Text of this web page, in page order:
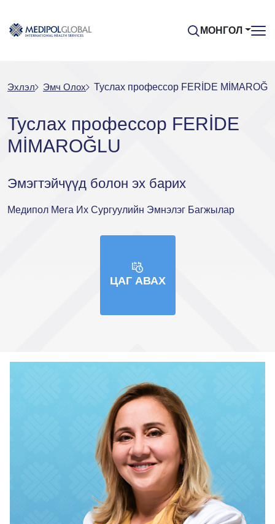
МОНГОЛ
Эхлэл Эмч Oлох Туслах профессор FERİDE
Туслах профессор FERİDE
MİMAROĞLU
Эмэгтэйчүүд болон эх барих
Медипол Мега Их Сургуулийн Эмнэлэг Багжылар
ЦАГ АВАХ